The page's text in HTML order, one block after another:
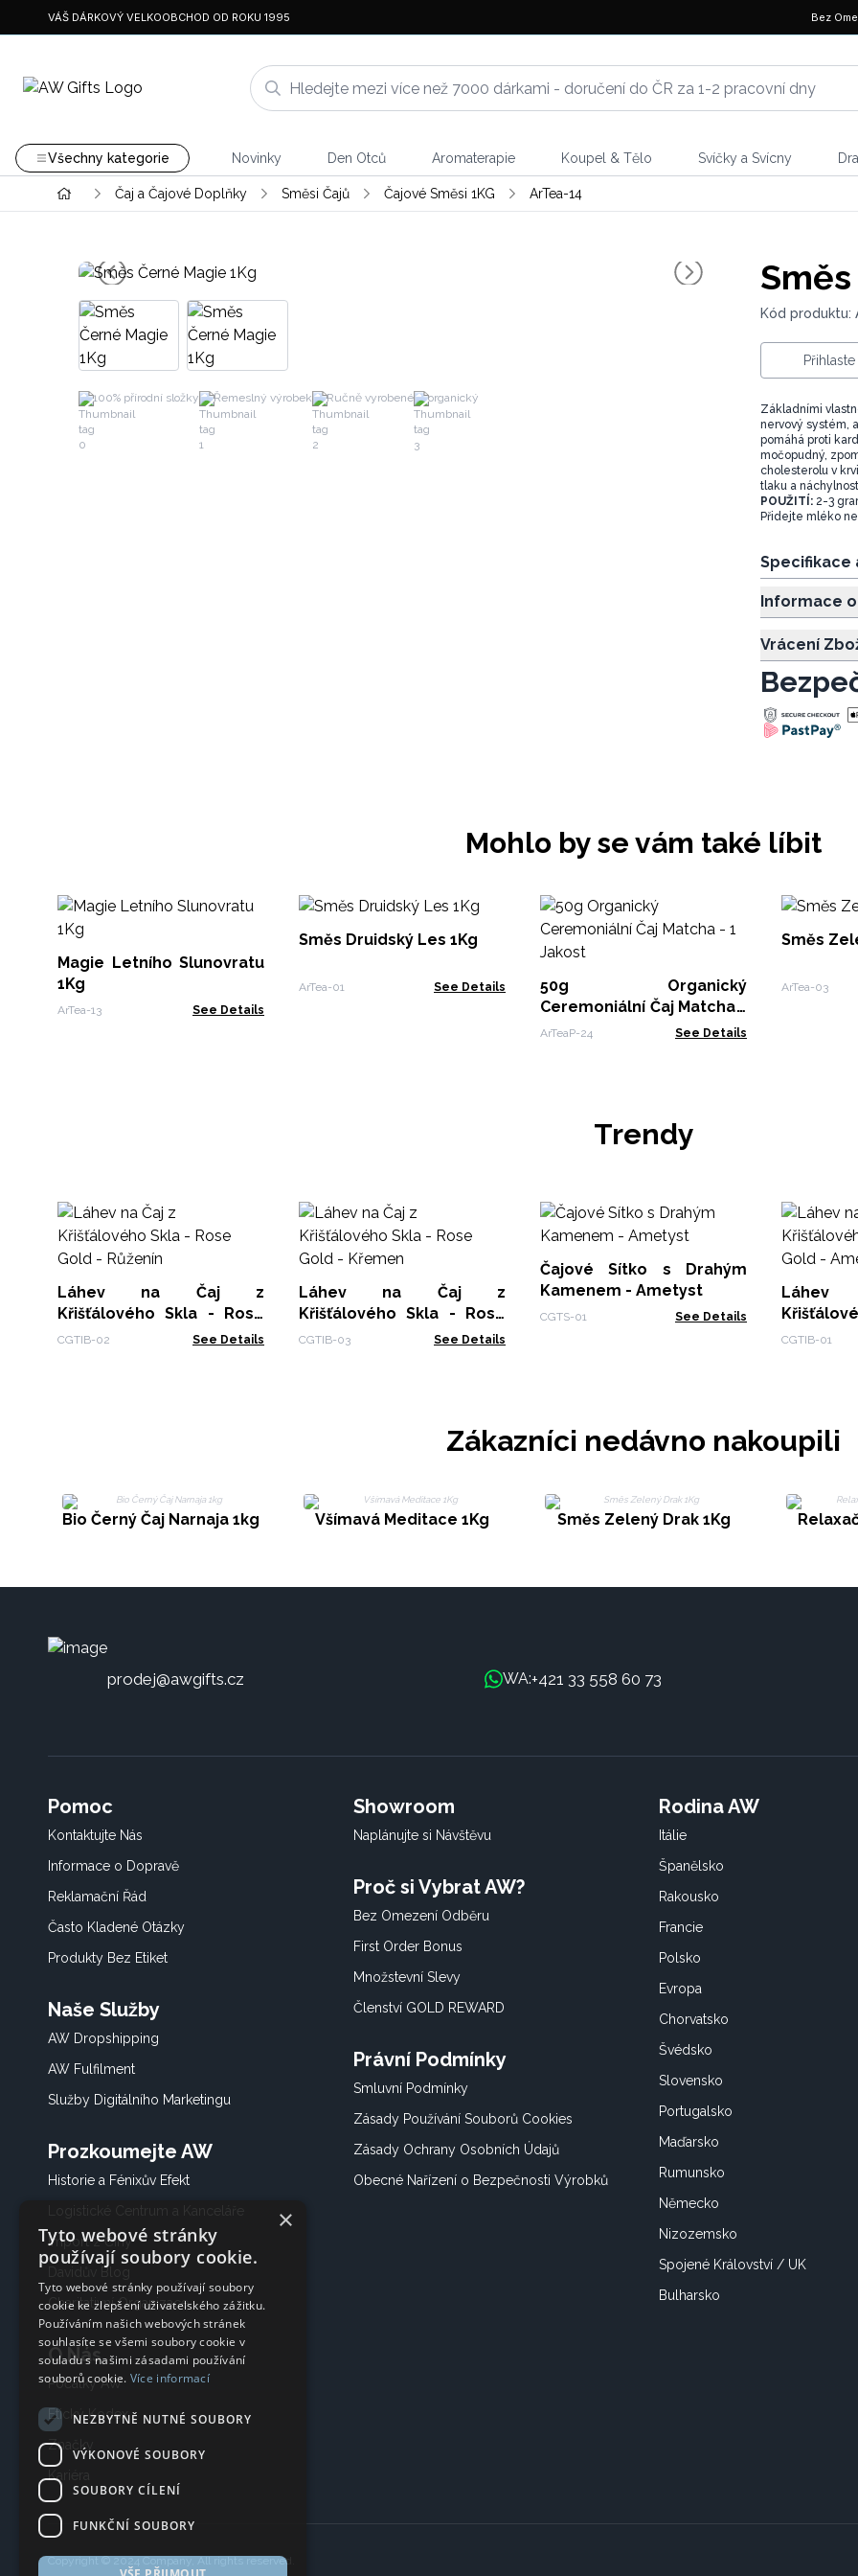
VÁŠ DÁRKOVÝ VELKOOBCHOD OD ROKU 1995 Bez
Všechny kategorie Novinky Den Otců Aromaterapie Koupel & Tělo Svíčky a Svícny
Čaj a Čajové Doplňky Směsi Čajů Čajové Směsi 1KG ArTea-14
100% přírodní složky Řemeslný výrobek Ručně vyrobené organický
Kód produktu:
Základními
nervový systém,
pomáhá proti
močopudný,
cholesterolu v
tlaku a
POUŽITÍ:2-3
Přidejte mléko
Specifikace
Informace
Vrácení
Mohlo by se vám také líbit
Magie Letního Slunovratu
1Kg
ArTea-13 See Details
Směs Druidský Les 1Kg
ArTea-01 See Details
50g Organický
Ceremoniální Čaj Matcha -
1 Jakost
ArTeaP-24 See Details
Směs
ArTea-03
Trendy
Láhev na Čaj z
Křišťálového Skla - Rose
Gold - Růženín
CGTIB-02 See Details
Láhev na Čaj z
Křišťálového Skla - Rose
Gold - Křemen
CGTIB-03 See Details
Čajové Sítko s Drahým
Kamenem - Ametyst
CGTS-01 See Details
Gold -
CGTIB-01
Zákazníci nedávno nakoupili
Bio Černý Čaj Narnaja 1kg Všímavá Meditace 1Kg Směs Zelený Drak 1Kg
prodej@awgifts.cz WA:+421 33 558 60 73
Pomoc
Kontaktujte Nás
Informace o Dopravě
Reklamační Řád
Často Kladené Otázky
Produkty Bez Etiket
Naše Služby
AW Dropshipping
AW Fulfilment
Služby Digitálního Marketingu
Prozkoumejte AW
Historie a Fénixův Efekt
Import z Číny
Davidův Blog
Charitativní Organizace
O Nás
Počátky AW
Etický Kodex
Značky
Kariéra
Showroom
Naplánujte si Návštěvu
Proč si Vybrat AW?
Bez Omezení Odběru
First Order Bonus
Množstevní Slevy
Členství GOLD REWARD
Právní Podmínky
Smluvní Podmínky
Zásady Používání Souborů Cookies
Zásady Ochrany Osobních Údajů
Obecné Nařízení o Bezpečnosti Výrobků
Rodina AW
Itálie
Španělsko
Rakousko
Francie
Polsko
Evropa
Chorvatsko
Švédsko
Slovensko
Portugalsko
Maďarsko
Rumunsko
Německo
Nizozemsko
Spojené Království / UK
Bulharsko
Copyright © 2024 Company, All rights reserved.
×
Tyto webové stránky
používají soubory cookie.
Tyto webové stránky používají soubory
cookie ke zlepšení uživatelského zážitku.
Používáním našich webových stránek
souhlasíte se všemi soubory cookie v
souladu s našimi zásadami používání
souborů cookie. Více informací
NEZBYTNĚ NUTNÉ SOUBORY
VÝKONOVÉ SOUBORY
SOUBORY CÍLENÍ
FUNKČNÍ SOUBORY